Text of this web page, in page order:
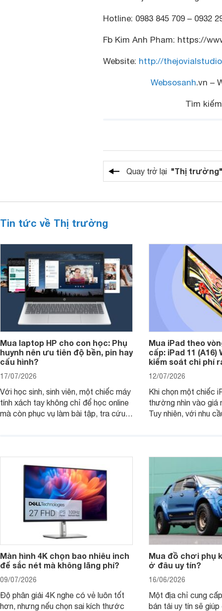
Hotline: 0983 845 709 – 0932
Fb Kim Anh Pham: https://
Website: http://
Websosanh.vn –
Tìm
Quay trở lại "Thị trường"
Tin tức về Thị trường
Mua laptop HP cho con học: Phụ
huynh nên ưu tiên độ bền, pin hay
cấu hình?
17/07/2026
Với học sinh, sinh viên, một chiếc máy
tính xách tay không chỉ để học online
mà còn phục vụ làm bài tập, tra cứu,
thay vì chỉ so sánh cấu hình trên giấy.
Mua iPad theo
cấp: iPad 11 (A16)
kiểm soát chi phí
12/07/2026
Khi chọn một chiếc
thường nhìn vào
Tuy nhiên, với nhu
không, dùng được
Màn hình 4K chọn bao nhiêu inch
để sắc nét mà không lãng phí?
09/07/2026
Độ phân giải 4K nghe có vẻ luôn tốt
hơn, nhưng nếu chọn sai kích thước
Mua đồ chơi phụ
ở đâu uy tín?
16/06/2026
Một địa chỉ cung
bán tải uy tín sẽ